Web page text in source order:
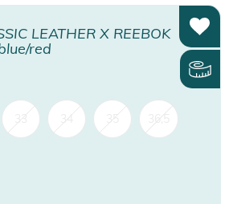
LEATHER X REEBOK
red